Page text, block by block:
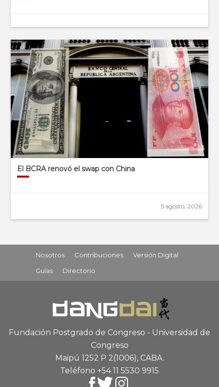
El BCRA renovó el swap con China
5 agosto, 2026
Nosotros Contribuciones
Versión Digital
Guías
Directorio
Fundación Postgrado de Congreso - Universidad de
Congreso
Maipú 1252 P 2(1006), CABA.
Teléfono +54 11 5530 9915